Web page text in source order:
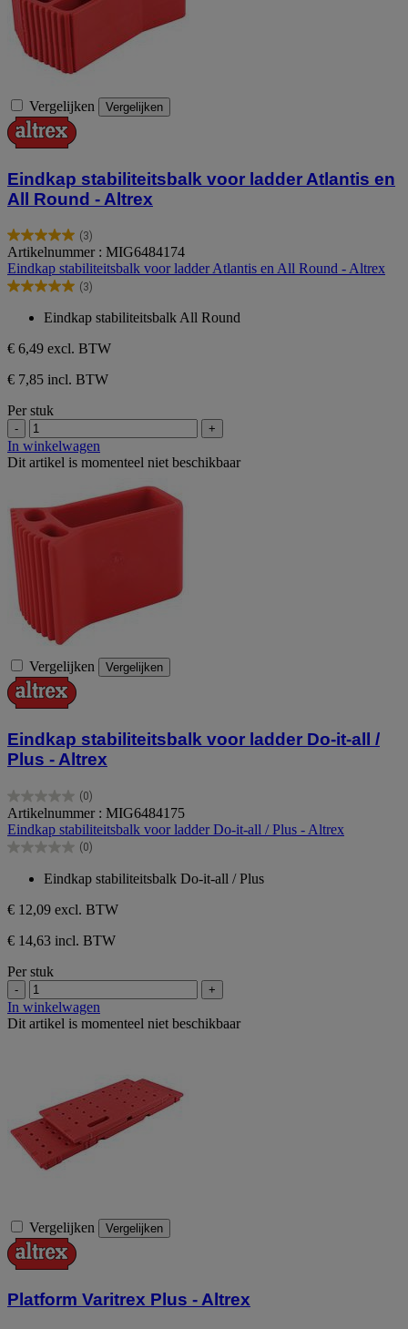
Vergelijken Vergelijken
Eindkap stabiliteitsbalk voor ladder Atlantis en
All Round - Altrex
(3)
5.0
van
de
5
beoordelingen
Artikelnummer : MIG6484174
Eindkap stabiliteitsbalk voor ladder Atlantis en All Round - Altrex
(3)
5.0
5
sterren.
3
Eindkap stabiliteitsbalk All Round
€ 6,49 excl. BTW
€ 7,85 incl. BTW
Per stuk
- +
In winkelwagen
Dit artikel is momenteel niet beschikbaar
Vergelijken Vergelijken
Eindkap stabiliteitsbalk voor ladder Do-it-all /
Plus - Altrex
(0)
0.0
van
de
5
Artikelnummer : MIG6484175
Eindkap stabiliteitsbalk voor ladder Do-it-all / Plus - Altrex
(0)
0.0
5
sterren.
Eindkap stabiliteitsbalk Do-it-all / Plus
€ 12,09 excl. BTW
€ 14,63 incl. BTW
Per stuk
- +
In winkelwagen
Dit artikel is momenteel niet beschikbaar
Vergelijken Vergelijken
Platform Varitrex Plus - Altrex